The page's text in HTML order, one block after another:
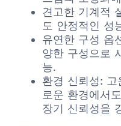
견고한 기계적
도 안정적인 성
유연한 구성 옵
양한 구성으로
능.
환경 신뢰성:
로운 환경에서
장기 신뢰성을